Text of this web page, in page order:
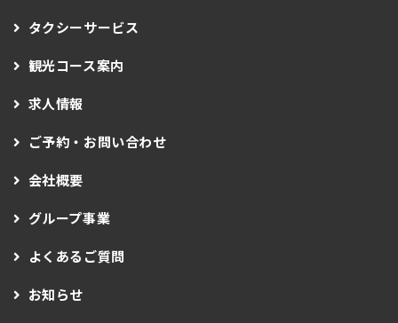
タクシーサービス
観光コース案内
求人情報
ご予約・お問い合わせ
会社概要
グループ事業
よくあるご質問
お知らせ